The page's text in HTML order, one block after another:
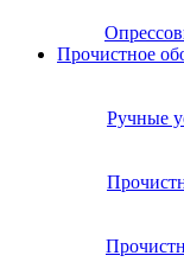
Прочистное
Ручные